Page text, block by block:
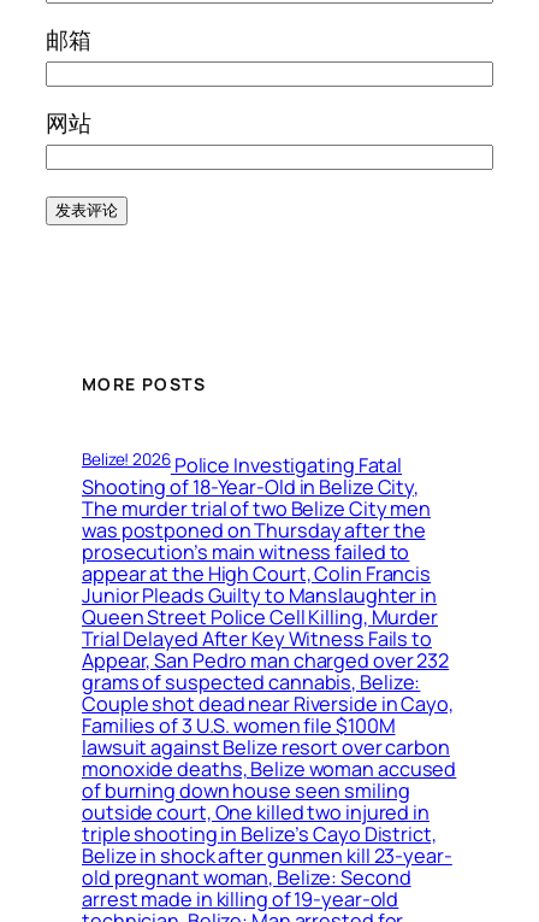
邮箱
网站
MORE POSTS
Belize! 2026Police Investigating Fatal
Shooting of 18-Year-Old in Belize City,
The murder trial of two Belize City men
was postponed on Thursday after the
prosecution’s main witness failed to
appear at the High Court, Colin Francis
Junior Pleads Guilty to Manslaughter in
Queen Street Police Cell Killing, Murder
Trial Delayed After Key Witness Fails to
Appear, San Pedro man charged over 232
grams of suspected cannabis, Belize:
Couple shot dead near Riverside in Cayo,
Families of 3 U.S. women file $100M
lawsuit against Belize resort over carbon
monoxide deaths, Belize woman accused
of burning down house seen smiling
outside court, One killed two injured in
triple shooting in Belize’s Cayo District,
Belize in shock after gunmen kill 23-year-
old pregnant woman, Belize: Second
arrest made in killing of 19-year-old